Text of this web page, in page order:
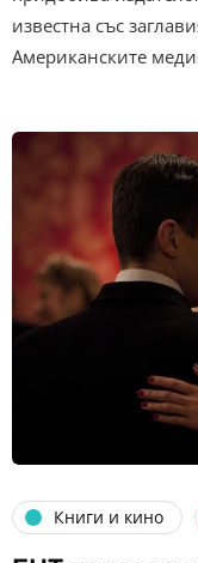
известна със
Американските
Книги и кино